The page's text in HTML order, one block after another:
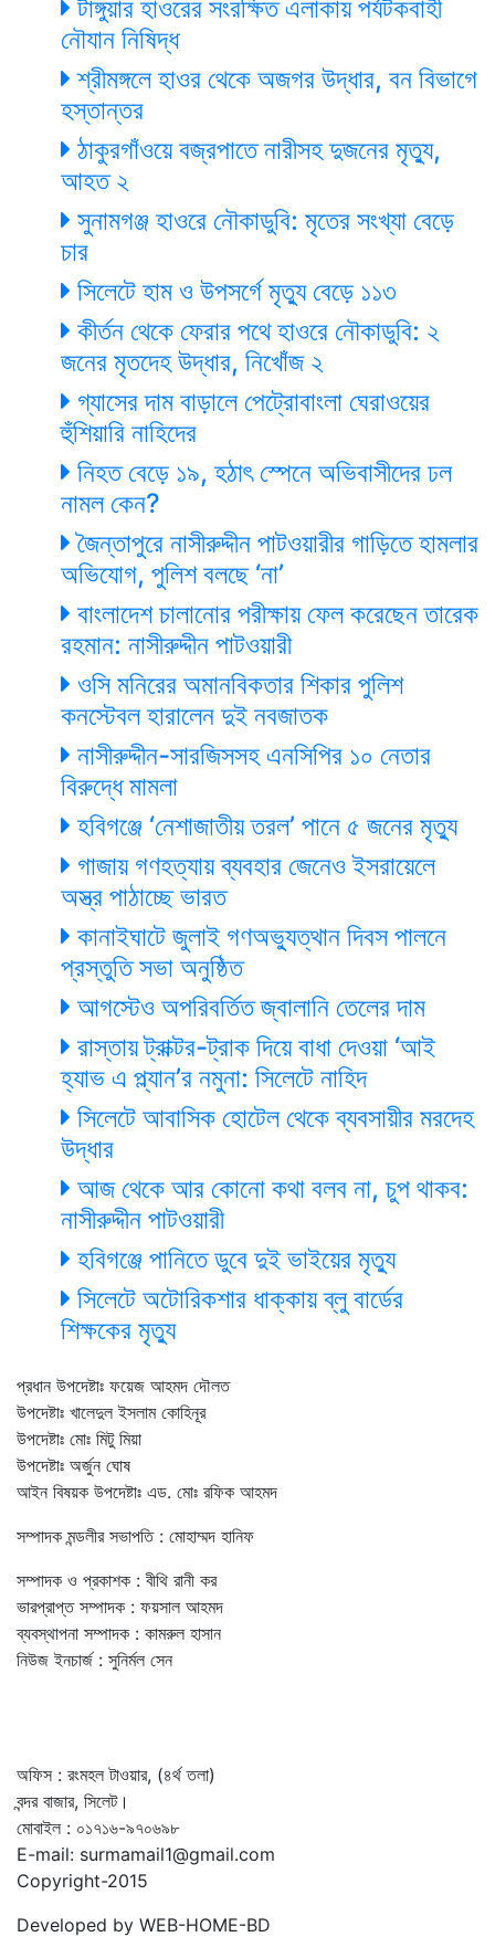
টাঙ্গুয়ার হাওরের সংরক্ষিত এলাকায় পর্যটকবাহী
নৌযান নিষিদ্ধ
শ্রীমঙ্গলে হাওর থেকে অজগর উদ্ধার, বন বিভাগে
হস্তান্তর
ঠাকুরগাঁওয়ে বজ্রপাতে নারীসহ দুজনের মৃত্যু,
আহত ২
সুনামগঞ্জ হাওরে নৌকাডুবি: মৃতের সংখ্যা বেড়ে
চার
সিলেটে হাম ও উপসর্গে মৃত্যু বেড়ে ১১৩
কীর্তন থেকে ফেরার পথে হাওরে নৌকাডুবি: ২
জনের মৃতদেহ উদ্ধার, নিখোঁজ ২
গ্যাসের দাম বাড়ালে পেট্রোবাংলা ঘেরাওয়ের
হুঁশিয়ারি নাহিদের
নিহত বেড়ে ১৯, হঠাৎ স্পেনে অভিবাসীদের ঢল
নামল কেন?
জৈন্তাপুরে নাসীরুদ্দীন পাটওয়ারীর গাড়িতে হামলার
অভিযোগ, পুলিশ বলছে ‘না’
বাংলাদেশ চালানোর পরীক্ষায় ফেল করেছেন তারেক
রহমান: নাসীরুদ্দীন পাটওয়ারী
ওসি মনিরের অমানবিকতার শিকার পুলিশ
কনস্টেবল হারালেন দুই নবজাতক
নাসীরুদ্দীন-সারজিসসহ এনসিপির ১০ নেতার
বিরুদ্ধে মামলা
হবিগঞ্জে ‘নেশাজাতীয় তরল’ পানে ৫ জনের মৃত্যু
গাজায় গণহত্যায় ব্যবহার জেনেও ইসরায়েলে
অস্ত্র পাঠাচ্ছে ভারত
কানাইঘাটে জুলাই গণঅভ্যুত্থান দিবস পালনে
প্রস্তুতি সভা অনুষ্ঠিত
আগস্টেও অপরিবর্তিত জ্বালানি তেলের দাম
রাস্তায় ট্রাক্টর-ট্রাক দিয়ে বাধা দেওয়া ‘আই
হ্যাভ এ প্ল্যান’র নমুনা: সিলেটে নাহিদ
সিলেটে আবাসিক হোটেল থেকে ব্যবসায়ীর মরদেহ
উদ্ধার
আজ থেকে আর কোনো কথা বলব না, চুপ থাকব:
নাসীরুদ্দীন পাটওয়ারী
হবিগঞ্জে পানিতে ডুবে দুই ভাইয়ের মৃত্যু
সিলেটে অটোরিকশার ধাক্কায় ব্লু বার্ডের
শিক্ষকের মৃত্যু
প্রধান উপদেষ্টাঃ ফয়েজ আহমদ দৌলত
উপদেষ্টাঃ খালেদুল ইসলাম কোহিনূর
উপদেষ্টাঃ মোঃ মিটু মিয়া
উপদেষ্টাঃ অর্জুন ঘোষ
আইন বিষয়ক উপদেষ্টাঃ এড. মোঃ রফিক আহমদ
সম্পাদক মন্ডলীর সভাপতি : মোহাম্মদ হানিফ
সম্পাদক ও প্রকাশক : বীথি রানী কর
ভারপ্রাপ্ত সম্পাদক : ফয়সাল আহমদ
ব্যবস্থাপনা সম্পাদক : কামরুল হাসান
নিউজ ইনচার্জ : সুনির্মল সেন
অফিস : রংমহল টাওয়ার, (৪র্থ তলা)
বন্দর বাজার, সিলেট।
মোবাইল : ০১৭১৬-৯৭০৬৯৮
E-mail: surmamail1@gmail.com
Copyright-2015
Developed by WEB-HOME-BD